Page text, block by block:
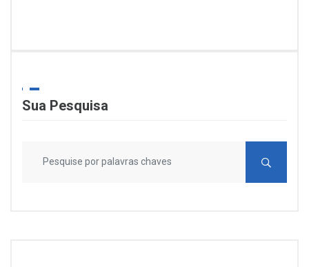
Sua Pesquisa